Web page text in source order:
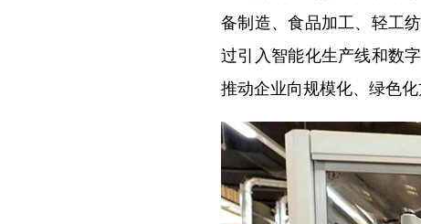
备制造、食品加工、轻工
过引入智能化生产线和数
推动企业向规模化、绿色化